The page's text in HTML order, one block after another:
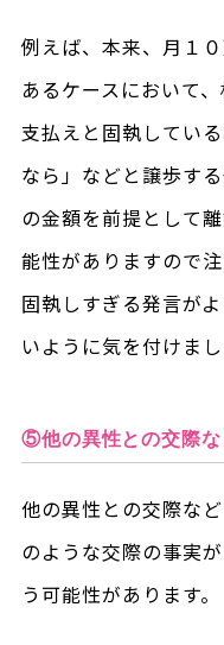
例えば、本来、月１
あるケースにおいて
支払えと固執してい
なら」などと譲歩す
の金額を前提として
能性がありますので注
固執しすぎる発言が
いように気を付けまし
⑤他の異性との交際
他の異性との交際な
のような交際の事実
う可能性があります。